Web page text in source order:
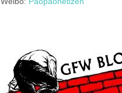
gfw_blog_small.jpg